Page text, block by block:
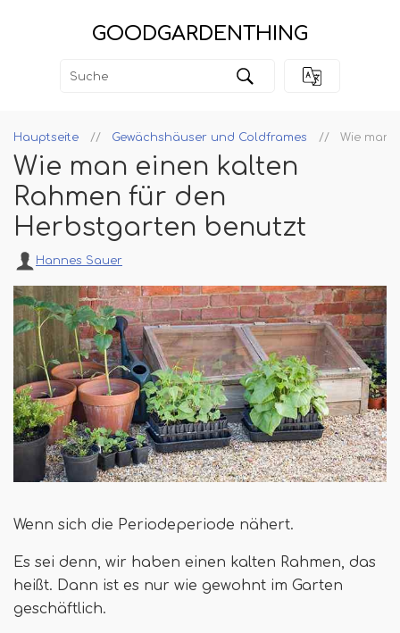
GOODGARDENTHING
Hauptseite Gewächshäuser und Coldframes Wie man
Wie man einen kalten
Rahmen für den
Herbstgarten benutzt
Hannes Sauer
Wenn sich die Periodeperiode nähert.
Es sei denn, wir haben einen kalten Rahmen, das
heißt. Dann ist es nur wie gewohnt im Garten
geschäftlich.